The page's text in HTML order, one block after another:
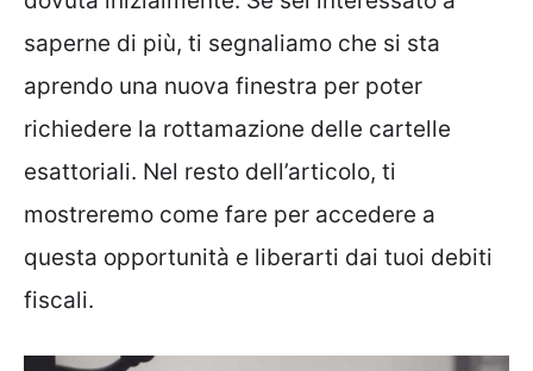
saperne di più, ti segnaliamo che si sta
aprendo una nuova finestra per poter
richiedere la rottamazione delle cartelle
esattoriali. Nel resto dell’articolo, ti
mostreremo come fare per accedere a
questa opportunità e liberarti dai tuoi debiti
fiscali.